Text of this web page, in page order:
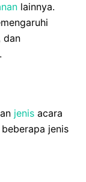
lainnya.
dan
jenis acara
jenis